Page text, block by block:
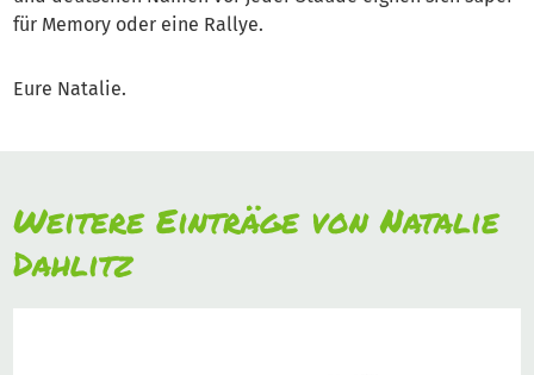
für Memory oder eine Rallye.
Eure Natalie.
Weitere Einträge von Natalie
Dahlitz